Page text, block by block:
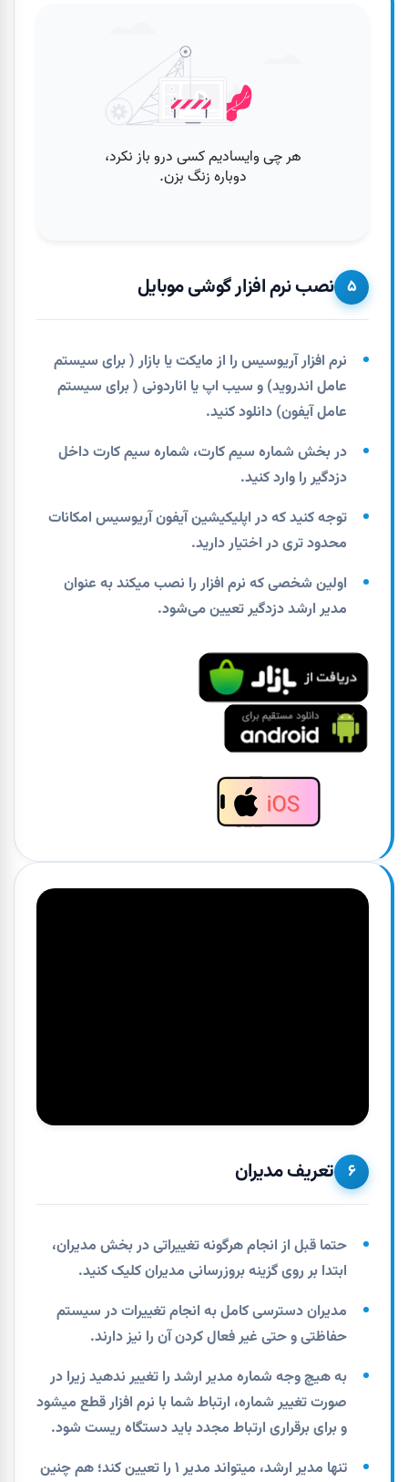
۵ نصب نرم افزار گوشی موبایل
نرم افزار آریوسیس را از مایکت یا بازار ( برای سیستم
عامل اندروید) و سیب اپ یا اناردونی ( برای سیستم
عامل آیفون) دانلود کنید.
در بخش شماره سیم کارت، شماره سیم کارت داخل
دزدگیر را وارد کنید.
توجه کنید که در اپلیکیشین آیفون آریوسیس امکانات
محدود تری در اختیار دارید.
اولین شخصی که نرم افزار را نصب میکند به عنوان
مدیر ارشد دزدگیر تعیین می‌شود.
۶ تعریف مدیران
حتما قبل از انجام هرگونه تغییراتی در بخش مدیران،
ابتدا بر روی گزینه بروزرسانی مدیران کلیک کنید.
مدیران دسترسی کامل به انجام تغییرات در سیستم
حفاظتی و حتی غیر فعال کردن آن را نیز دارند.
به هیچ وجه شماره مدیر ارشد را تغییر ندهید زیرا در
صورت تغییر شماره، ارتباط شما با نرم افزار قطع میشود
و برای برقراری ارتباط مجدد باید دستگاه ریست شود.
تنها مدیر ارشد، میتواند مدیر ۱ را تعیین کند؛ هم چنین